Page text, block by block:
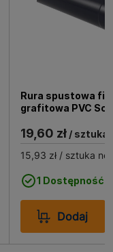
Rura spustowa fi
grafitowa PVC
19,60 zł/ sztuka
15,93 zł/ sztuka
1 Dostępność
Dodaj